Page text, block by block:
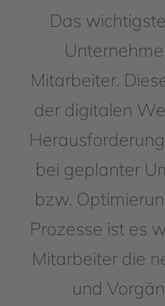
Das
Mitarbeiter.
der digitalen
bei geplanter
bzw.
Prozesse ist es
Mitarbeiter die
und